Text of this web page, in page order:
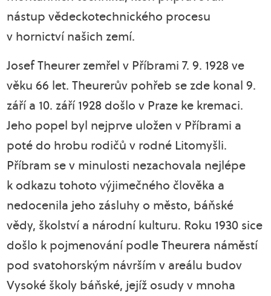
nástup vědeckotechnického procesu
v hornictví našich zemí.
Josef Theurer zemřel v Příbrami 7. 9. 1928 ve
věku 66 let. Theurerův pohřeb se zde konal 9.
září a 10. září 1928 došlo v Praze ke kremaci.
Jeho popel byl nejprve uložen v Příbrami a
poté do hrobu rodičů v rodné Litomyšli.
Příbram se v minulosti nezachovala nejlépe
k odkazu tohoto výjimečného člověka a
nedocenila jeho zásluhy o město, báňské
vědy, školství a národní kulturu. Roku 1930 sice
došlo k pojmenování podle Theurera náměstí
pod svatohorským návrším v areálu budov
Vysoké školy báňské, jejíž osudy v mnoha